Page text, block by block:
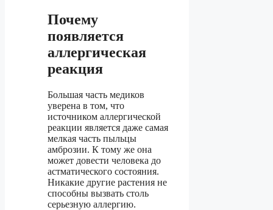
Почему
появляется
аллергическая
реакция
Большая часть медиков
уверена в том, что
источником аллергической
реакции является даже самая
мелкая часть пыльцы
амброзии. К тому же она
может довести человека до
астматического состояния.
Никакие другие растения не
способны вызвать столь
серьезную аллергию.